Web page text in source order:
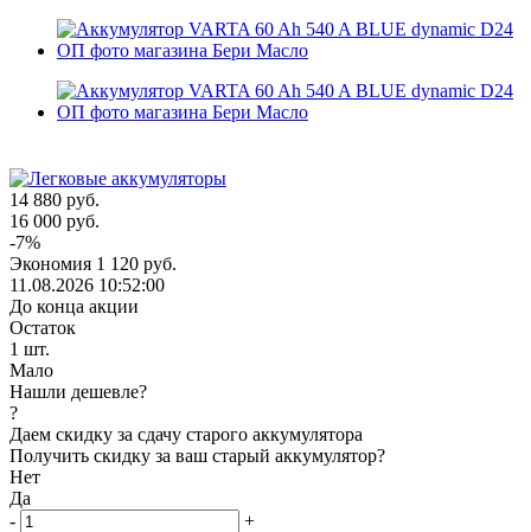
14 880 руб.
16 000 руб.
-7%
Экономия 1 120 руб.
11.08.2026 10:52:00
До конца акции
Остаток
1 шт.
Мало
Нашли дешевле?
?
Даем скидку за сдачу старого аккумулятора
Получить скидку за ваш старый аккумулятор?
Нет
Да
-
+